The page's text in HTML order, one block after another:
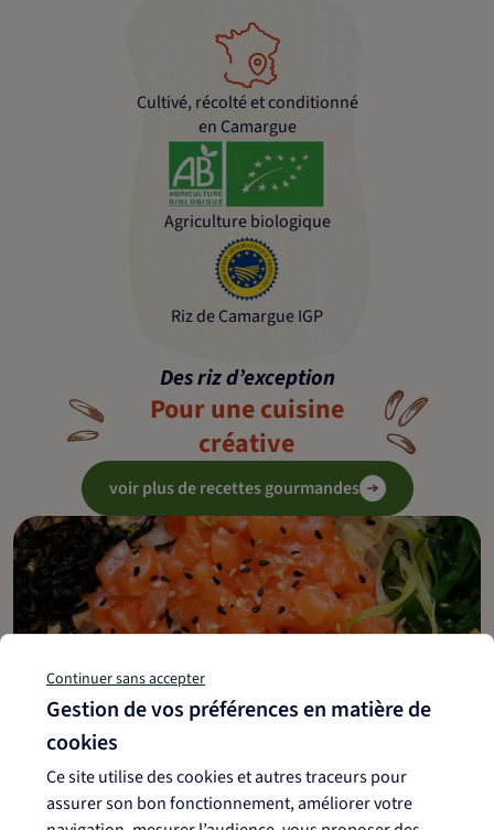
Cultivé, récolté et conditionné
en Camargue
Agriculture biologique
Riz de Camargue IGP
Des riz d’exception
Pour une cuisine
créative
voir plus de recettes gourmandes
Hors du feu, incorporer le gorgonzola
coupé en dés et mélanger vigoureusement.
Continuer sans accepter
Gestion de vos préférences en matière de
cookies
Ce site utilise des cookies et autres traceurs pour
assurer son bon fonctionnement, améliorer votre